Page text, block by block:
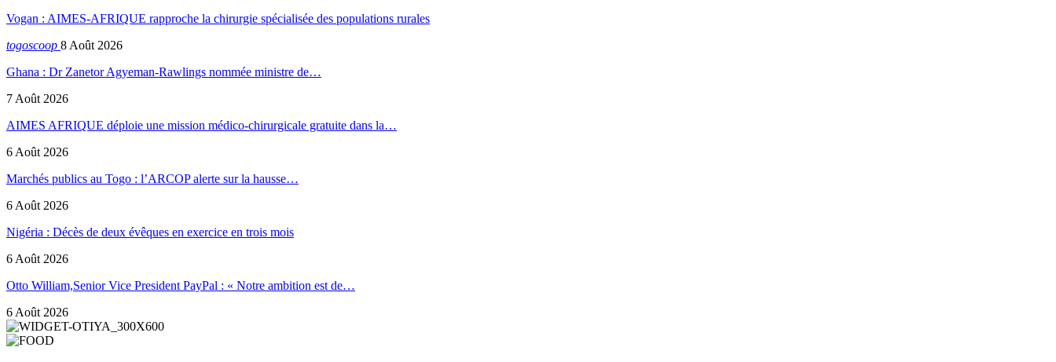
Vogan : AIMES-AFRIQUE rapproche la chirurgie spécialisée des populations rurales
togoscoop 8 Août 2026
Ghana : Dr Zanetor Agyeman-Rawlings nommée ministre de…
7 Août 2026
AIMES AFRIQUE déploie une mission médico-chirurgicale gratuite dans la…
6 Août 2026
Marchés publics au Togo : l’ARCOP alerte sur la hausse…
6 Août 2026
Nigéria : Décès de deux évêques en exercice en trois mois
6 Août 2026
Otto William,Senior Vice President PayPal : « Notre ambition est de…
6 Août 2026